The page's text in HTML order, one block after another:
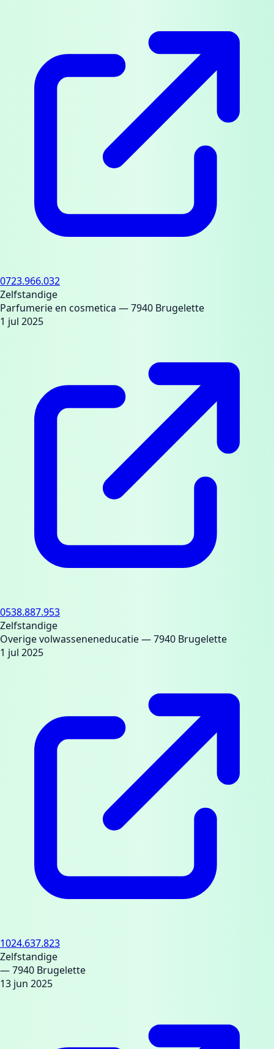
0723.966.032
Zelfstandige
Parfumerie en cosmetica — 7940 Brugelette
1 jul 2025
0538.887.953
Zelfstandige
Overige volwasseneneducatie— 7940 Brugelette
1 jul 2025
1024.637.823
Zelfstandige
— 7940 Brugelette
13 jun 2025